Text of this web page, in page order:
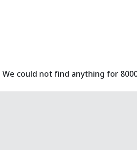
We could not find anything for